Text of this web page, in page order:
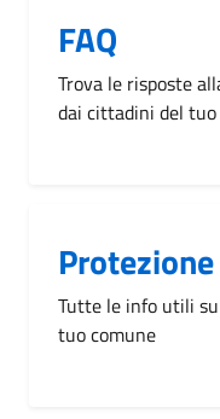
FAQ
Trova le risposte
dai cittadini del
Tutte le info utili
tuo comune